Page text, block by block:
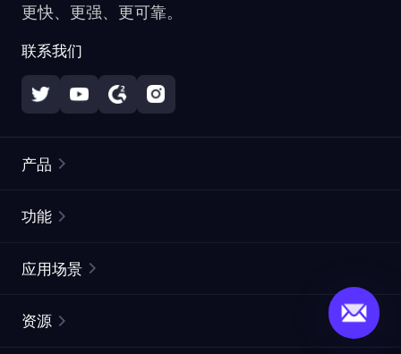
更快、更强、更可靠。
联系我们
产品
静态住宅代理
功能
ISP代理
应用场景
资源